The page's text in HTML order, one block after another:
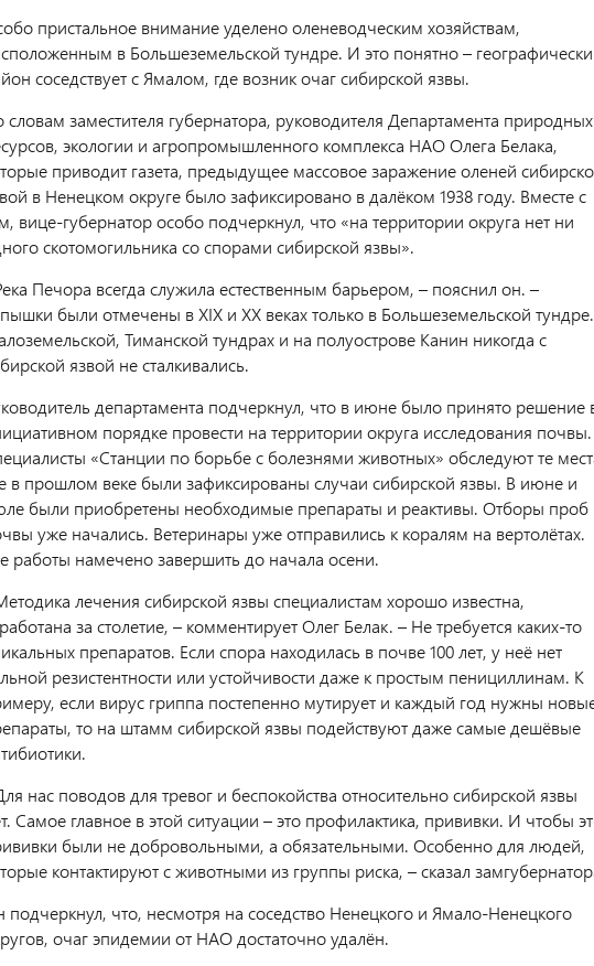
пристальное внимание уделено оленеводческим хозяйствам,
в Большеземельской тундре. И это понятно – географически
соседствует с Ямалом, где возник очаг сибирской язвы.
словам заместителя губернатора, руководителя Департамента природных
экологии и агропромышленного комплекса НАО Олега Белака,
приводит газета, предыдущее массовое заражение оленей
в Ненецком округе было зафиксировано в далёком 1938 году. Вместе с
вице-губернатор особо подчеркнул, что «на территории округа нет ни
скотомогильника со спорами сибирской язвы».
Печора всегда служила естественным барьером, – пояснил он. –
были отмечены в XIX и XX веках только в Большеземельской
Тиманской тундрах и на полуострове Канин никогда с
язвой не сталкивались.
департамента подчеркнул, что в июне было принято решение
порядке провести на территории округа исследования почвы.
«Станции по борьбе с болезнями животных» обследуют те
в прошлом веке были зафиксированы случаи сибирской язвы. В июне и
были приобретены необходимые препараты и реактивы. Отборы проб
уже начались. Ветеринары уже отправились к коралям на вертолётах.
работы намечено завершить до начала осени.
лечения сибирской язвы специалистам хорошо известна,
за столетие, – комментирует Олег Белак. – Не требуется каких-то
препаратов. Если спора находилась в почве 100 лет, у неё нет
резистентности или устойчивости даже к простым пенициллинам. К
если вирус гриппа постепенно мутирует и каждый год нужны
то на штамм сибирской язвы подействуют даже самые дешёвые
нас поводов для тревог и беспокойства относительно сибирской язвы
Самое главное в этой ситуации – это профилактика, прививки. И чтобы
были не добровольными, а обязательными. Особенно для людей,
контактируют с животными из группы риска, – сказал
подчеркнул, что, несмотря на соседство Ненецкого и Ямало-Ненецкого
очаг эпидемии от НАО достаточно удалён.